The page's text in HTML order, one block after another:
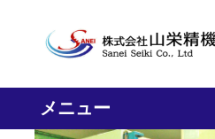
メニュー